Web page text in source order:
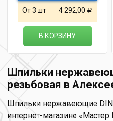
От 3 шт 4 292,00 Р
В КОРЗИНУ
Шпильки
резьбовая в
Шпильки нержавеющие DIN
интернет-магазине